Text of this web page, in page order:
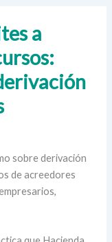
a
sobre derivación
de acreedores